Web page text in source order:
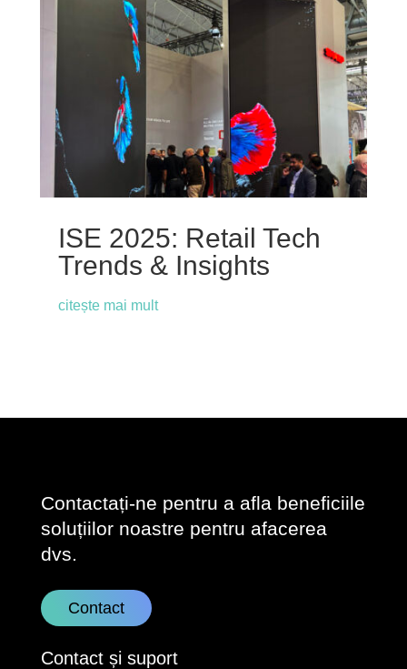
ISE 2025: Retail Tech
Trends & Insights
citește mai mult
Contactați-ne pentru a afla beneficiile
soluțiilor noastre pentru afacerea
dvs.
Contact
Contact și suport